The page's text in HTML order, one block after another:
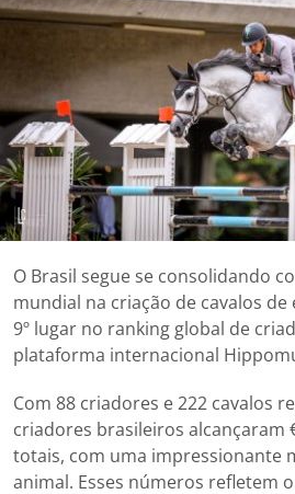
O Brasil segue se consolidando
mundial na criação de cavalos
9º lugar no ranking global de
plataforma internacional
Com 88 criadores e 222 cavalos
criadores brasileiros alcançaram
totais, com uma impressionante
animal. Esses números refletem